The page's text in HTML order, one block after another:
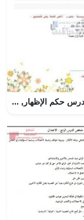
ورقة عمل درس حكم الإظهار, (تربية اسلامية) السابع